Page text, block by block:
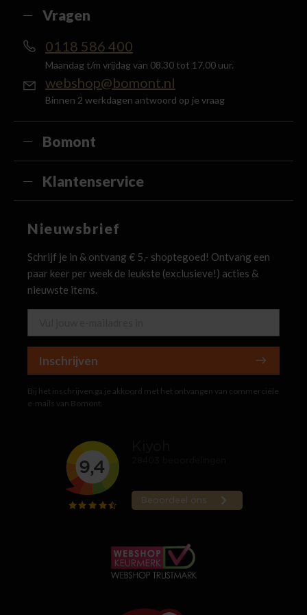
Vragen
0118 586 400
Maandag t/m vrijdag van 08.30 tot 17.00 uur.
webshop@bomont.nl
Binnen 2 werkdagen antwoord op je vraag
Bomont
Klantenservice
Nieuwsbrief
Schrijf je in & ontvang € 5,- shoptegoed! Ontvang een
paar keer per week de leukste (exclusieve!) acties &
nieuwste items.
Inschrijven
Bij het inschrijven ga je akkoord met het ontvangen van commerciële
e-mails van Bomont.